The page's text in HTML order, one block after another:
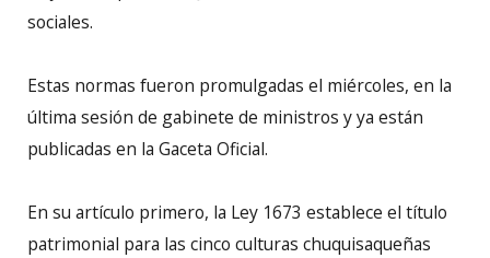
sociales.
Estas normas fueron promulgadas el miércoles, en la
última sesión de gabinete de ministros y ya están
publicadas en la Gaceta Oficial.
En su artículo primero, la Ley 1673 establece el título
patrimonial para las cinco culturas chuquisaqueñas